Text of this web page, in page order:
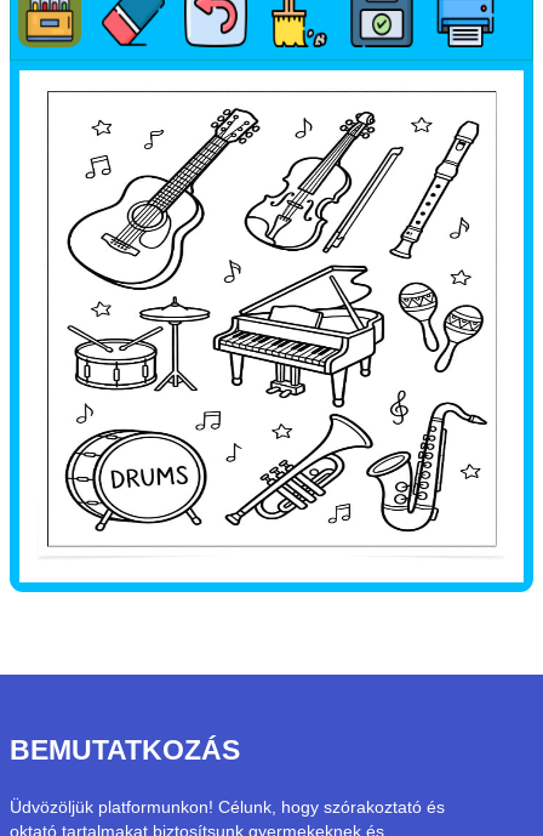
BEMUTATKOZÁS
Üdvözöljük platformunkon! Célunk, hogy szórakoztató és
oktató tartalmakat biztosítsunk gyermekeknek és